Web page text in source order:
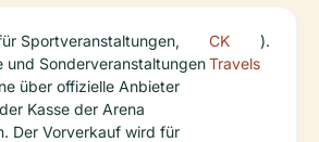
Sportveranstaltungen,
und Sonderveranstaltungen
über offizielle Anbieter
Kasse der Arena
Der Vorverkauf wird für
CK
Travels
).